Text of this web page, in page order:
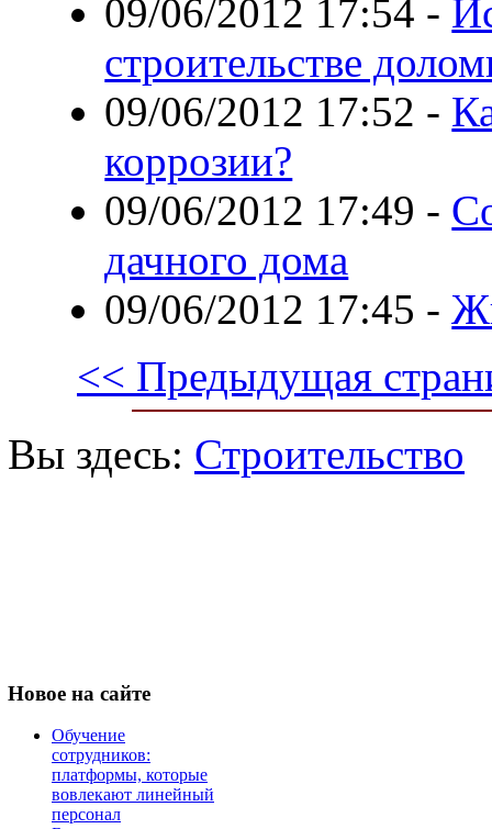
09/06/2012 17:54 -
строительстве
09/06/2012 17:52 -
коррозии?
09/06/2012 17:49 -
дачного дома
09/06/2012 17:45 -
<< Предыдущая
Вы здесь: Строительство
Новое на сайте
Обучение
сотрудников:
платформы, которые
вовлекают линейный
персонал